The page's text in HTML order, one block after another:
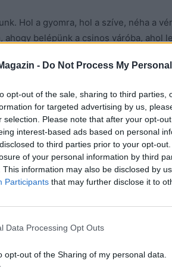
- Do Not Process My
opt-out of the sale, sharing to third parties,
for targeted advertising by us,
selection. Please note that after your opt-
interest-based ads based on personal
to third parties prior to your opt-
of your personal information by third
This information may also be disclosed by
Participants that may further disclose it to
Data Processing Opt Outs
opt-out of the Sharing of my personal data.
Hol a gyomra, hol a szíve, néha a
belépünk a csinos váróba, ahol
tekintget, méregeti magát
a vele szemben ülő asszony, aki
hogy a farmer fiataloknak való.
és meghunyászkodó vagyok, hogy
tálalom bárkinek. Ő bezzeg negédes,
be a királynőnek.
benne menni, de hát orvoshoz nem
derekán vastag öv, ami nem
hogy a dekoltázsa nem szép,
meg, amikor bekísérem. Azért
a beszédet. Ömlik belőle a szó,